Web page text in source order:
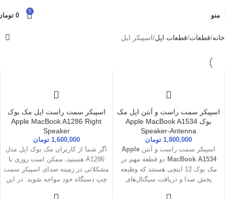
منو
0
0
خانه قطعات قطعات اپل اسپیکر اپل
اسپیکر سمت راست و آنتن اپل مک
بوک Apple MacBook A1534
Speaker-Antenna
1,800,000 تومان
اسپیکر سمت راست و آنتن Apple
MacBook A1534 دو قطعه مهم در
مک بوک 12 اینچی هستند که وظیفه
پخش صدا و دریافت سیگنال‌های
اسپیکر سمت راست اپل مک بوک
Apple MacBook A1286 Right
Speaker
1,600,000 تومان
اگر شما از کاربران مک بوک اپل مدل
A1286 هستید، ممکن است روزی با
مشکلاتی در زمینه صدای اسپیکر سمت
چپ دستگاه خود مواجه شوید. در این